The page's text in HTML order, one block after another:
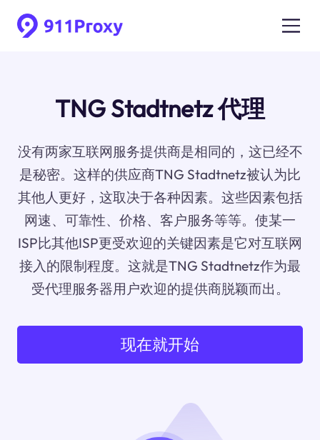
TNG Stadtnetz 代理
没有两家互联网服务提供商是相同的，这已经不
是秘密。这样的供应商TNG Stadtnetz被认为比
其他人更好，这取决于各种因素。这些因素包括
网速、可靠性、价格、客户服务等等。使某一
ISP比其他ISP更受欢迎的关键因素是它对互联网
接入的限制程度。这就是TNG Stadtnetz作为最
受代理服务器用户欢迎的提供商脱颖而出。
现在就开始